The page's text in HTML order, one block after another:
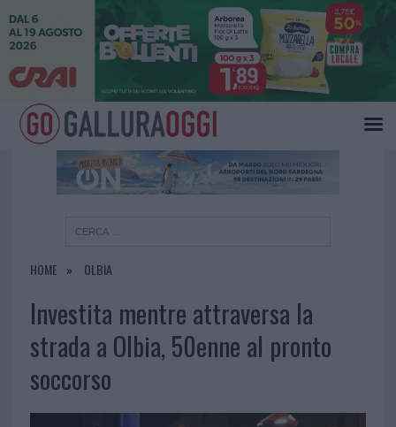
HOME OLBIA
Investita mentre attraversa la
strada a Olbia, 50enne al pronto
soccorso
×